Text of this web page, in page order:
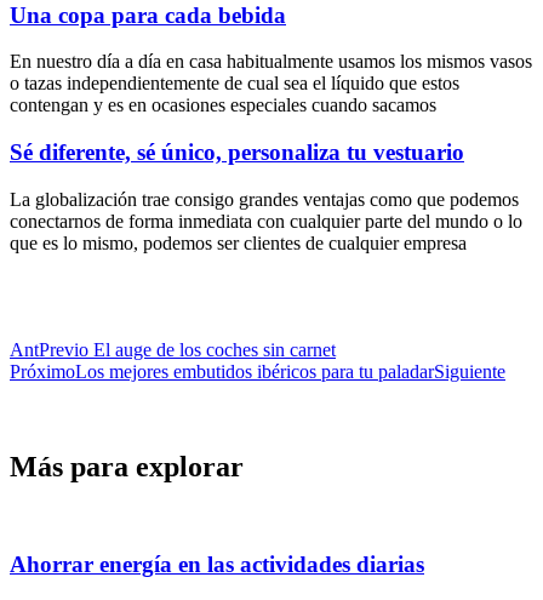
Una copa para cada bebida
En nuestro día a día en casa habitualmente usamos los mismos vasos
o tazas independientemente de cual sea el líquido que estos
contengan y es en ocasiones especiales cuando sacamos
Sé diferente, sé único, personaliza tu vestuario
La globalización trae consigo grandes ventajas como que podemos
conectarnos de forma inmediata con cualquier parte del mundo o lo
que es lo mismo, podemos ser clientes de cualquier empresa
AntPrevio El auge de los coches sin carnet
PróximoLos mejores embutidos ibéricos para tu paladarSiguiente
Más para explorar
Ahorrar energía en las actividades diarias